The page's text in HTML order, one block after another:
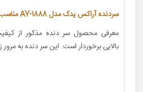
سردنده آراکس یدک مدل AY-1888 مناسب برای پژو 206
معرفی محصول سر دنده مذکور از
بالایی برخوردار است. این سر دنده به